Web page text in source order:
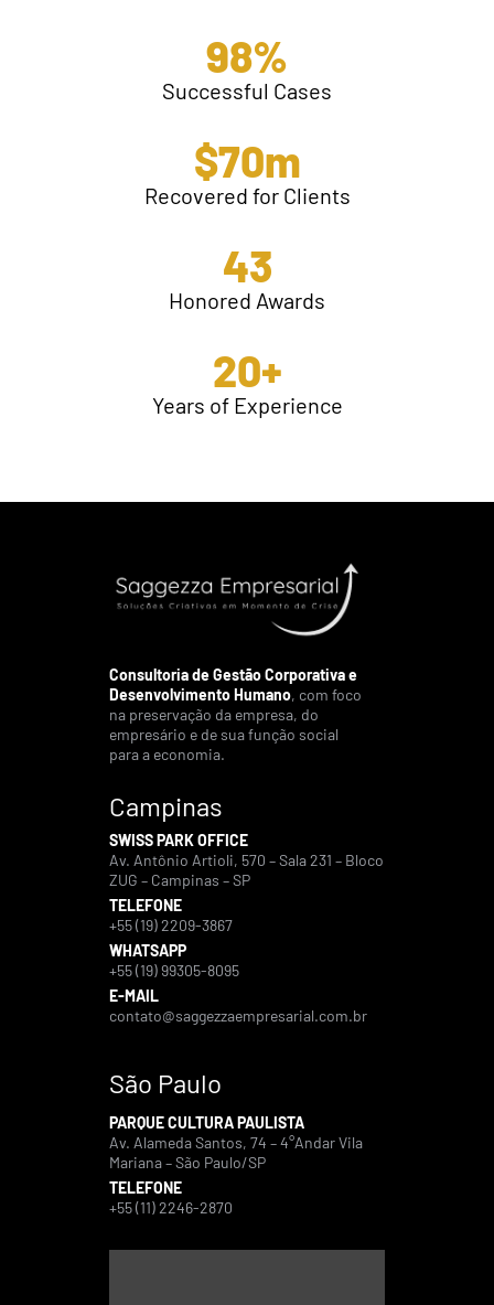
98%
Successful Cases
$70m
Recovered for Clients
43
Honored Awards
20+
Years of Experience
Consultoria de Gestão Corporativa e
Desenvolvimento Humano, com foco
na preservação da empresa, do
empresário e de sua função social
para a economia.
Campinas
SWISS PARK OFFICE
Av. Antônio Artioli, 570 – Sala 231 – Bloco
ZUG – Campinas – SP
TELEFONE
+55 (19) 2209-3867
WHATSAPP
+55 (19) 99305-8095
E-MAIL
contato@saggezzaempresarial.com.br
São Paulo
PARQUE CULTURA PAULISTA
Av. Alameda Santos, 74 – 4°Andar Vila
Mariana – São Paulo/SP
TELEFONE
+55 (11) 2246-2870